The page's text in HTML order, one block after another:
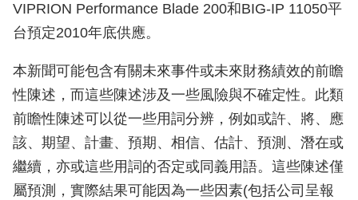
VIPRION Performance Blade 200和BIG-IP 11050平
台預定2010年底供應。
本新聞可能包含有關未來事件或未來財務績效的前瞻
性陳述，而這些陳述涉及一些風險與不確定性。此類
前瞻性陳述可以從一些用詞分辨，例如或許、將、應
該、期望、計畫、預期、相信、估計、預測、潛在或
繼續，亦或這些用詞的否定或同義用語。這些陳述僅
屬預測，實際結果可能因為一些因素(包括公司呈報